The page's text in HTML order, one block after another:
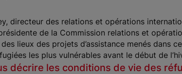
directeur des relations et opérations
de la Commission relations et
lieux des projets d’assistance menés dans
les plus vulnérables avant le début de
décrire les conditions de vie des